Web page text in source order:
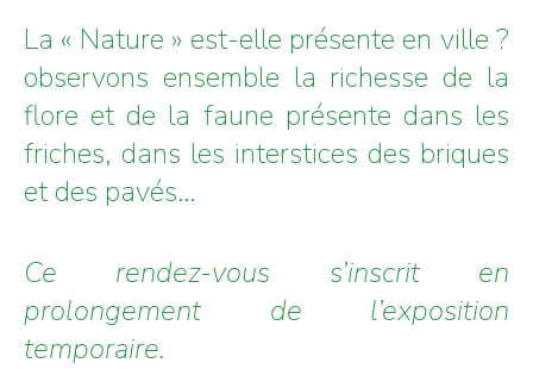
La « Nature » est-elle présente en ville ?
observons ensemble la richesse de la
flore et de la faune présente dans les
friches, dans les interstices des briques
et des pavés…
Ce rendez-vous s’inscrit en
prolongement de l’exposition
temporaire.